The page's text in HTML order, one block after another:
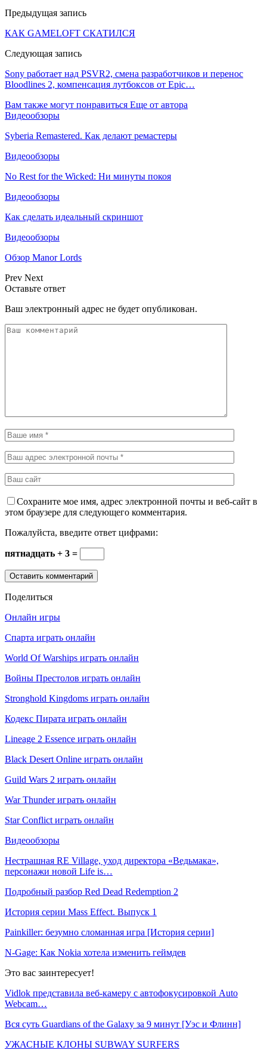
Предыдущая запись
КАК GAMELOFT СКАТИЛСЯ
Следующая запись
Sony работает над PSVR2, смена разработчиков и перенос
Bloodlines 2, компенсация лутбоксов от Epic…
Вам также могут понравиться Еще от автора
Видеообзоры
Syberia Remastered. Как делают ремастеры
Видеообзоры
No Rest for the Wicked: Ни минуты покоя
Видеообзоры
Как сделать идеальный скриншот
Видеообзоры
Обзор Manor Lords
Prev Next
Оставьте ответ
Ваш электронный адрес не будет опубликован.
Сохраните мое имя, адрес электронной почты и веб-сайт в
этом браузере для следующего комментария.
Пожалуйста, введите ответ цифрами:
пятнадцать + 3 =
Поделиться
Онлайн игры
Спарта играть онлайн
World Of Warships играть онлайн
Войны Престолов играть онлайн
Stronghold Kingdoms играть онлайн
Кодекс Пирата играть онлайн
Lineage 2 Essence играть онлайн
Black Desert Online играть онлайн
Guild Wars 2 играть онлайн
War Thunder играть онлайн
Star Conflict играть онлайн
Видеообзоры
Нестрашная RE Village, уход директора «Ведьмака»,
персонажи новой Life is…
Подробный разбор Red Dead Redemption 2
История серии Mass Effect. Выпуск 1
Painkiller: безумно сломанная игра [История серии]
N-Gage: Как Nokia хотела изменить геймдев
Это вас заинтересует!
Vidlok представила веб-камеру с автофокусировкой Auto
Webcam…
Вся суть Guardians of the Galaxy за 9 минут [Уэс и Флинн]
УЖАСНЫЕ КЛОНЫ SUBWAY SURFERS